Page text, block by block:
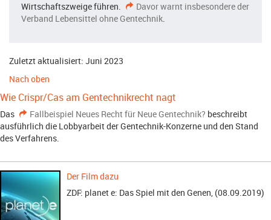
Wirtschaftszweige führen.
Davor warnt insbesondere der
Verband Lebensittel ohne Gentechnik.
Zuletzt aktualisiert: Juni 2023
Nach oben
Wie Crispr/Cas am Gentechnikrecht nagt
Das Fallbeispiel Neues Recht für Neue Gentechnik? beschreibt
ausführlich die Lobbyarbeit der Gentechnik-Konzerne und den Stand
des Verfahrens.
Der Film dazu
ZDF: planet e: Das Spiel mit den Genen, (08.09.2019)